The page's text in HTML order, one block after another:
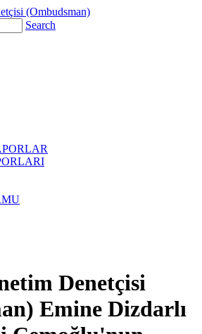
Search
Denetçisi
Emine Dizdarlı